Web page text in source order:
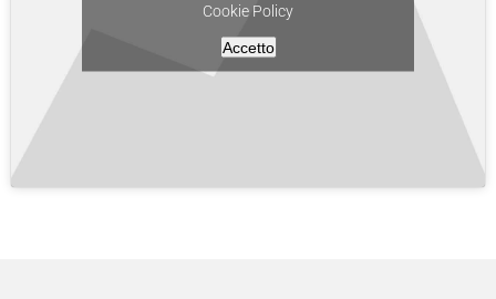
Cookie Policy
Accetto